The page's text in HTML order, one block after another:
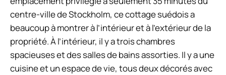
centre-ville de Stockholm, ce cottage suédois a
beaucoup à montrer à l’intérieur et à l’extérieur de la
propriété. À l’intérieur, il y a trois chambres
spacieuses et des salles de bains assorties. Il y a une
cuisine et un espace de vie, tous deux décorés avec